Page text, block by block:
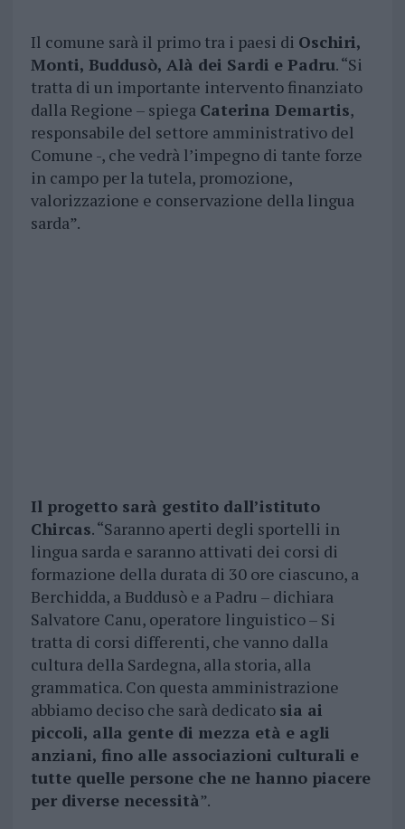
Il comune sarà il primo tra i paesi di Oschiri,
Monti, Buddusò, Alà dei Sardi e Padru. “Si
tratta di un importante intervento finanziato
dalla Regione – spiega Caterina Demartis,
responsabile del settore amministrativo del
Comune -, che vedrà l’impegno di tante forze
in campo per la tutela, promozione,
valorizzazione e conservazione della lingua
sarda”.
Il progetto sarà gestito dall’istituto
Chircas. “Saranno aperti degli sportelli in
lingua sarda e saranno attivati dei corsi di
formazione della durata di 30 ore ciascuno, a
Berchidda, a Buddusò e a Padru – dichiara
Salvatore Canu, operatore linguistico – Si
tratta di corsi differenti, che vanno dalla
cultura della Sardegna, alla storia, alla
grammatica. Con questa amministrazione
abbiamo deciso che sarà dedicato sia ai
piccoli, alla gente di mezza età e agli
anziani, fino alle associazioni culturali e
tutte quelle persone che ne hanno piacere
per diverse necessità”.